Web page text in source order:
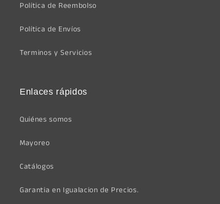
Política de Reembolso
Política de Envíos
Terminos y Servicios
Enlaces rápidos
Quiénes somos
Mayoreo
Catálogos
Garantia en Igualacion de Precios.